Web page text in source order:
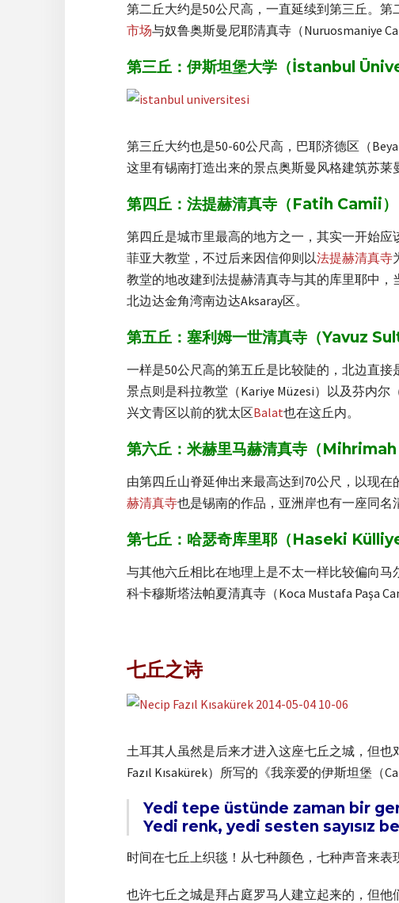
第二丘大约是50公尺高，一直延续到第三丘。
市场与奴鲁奥斯曼尼耶清真寺（Nuruosmaniye
第三丘：伊斯坦堡大学（İstanbul
第三丘大约也是50-60公尺高，巴耶济德区（
这里有锡南打造出来的景点奥斯曼风格建筑苏莱
第四丘：法提赫清真寺（Fatih Camii）
第四丘是城市里最高的地方之一，其实一开始应
菲亚大教堂，不过后来因信仰则以法提赫清真寺
教堂的地改建到法提赫清真寺与其的库里耶中
北边达金角湾南边达Aksaray区。
第五丘：塞利姆一世清真寺（Yavuz
一样是50公尺高的第五丘是比较陡的，北边直
景点则是科拉教堂（Kariye Müzesi）以及芬内
兴文青区以前的犹太区Balat也在这丘内。
第六丘：米赫里马赫清真寺（
由第四丘山脊延伸出来最高达到70公尺，以现在
赫清真寺也是锡南的作品，亚洲岸也有一座同
第七丘：哈瑟奇库里耶（Haseki
与其他六丘相比在地理上是不太一样比较偏向
科卡穆斯塔法帕夏清真寺（Koca Mustafa Paşa
七丘之诗
土耳其人虽然是后来才进入这座七丘之城，但
Fazıl Kısakürek）所写的《我亲爱的伊斯坦堡（
Yedi tepe üstünde zaman bir
Yedi renk, yedi sesten sayısız
时间在七丘上织毯！从七种颜色，七种声音来
也许七丘之城是拜占庭罗马人建立起来的，但他